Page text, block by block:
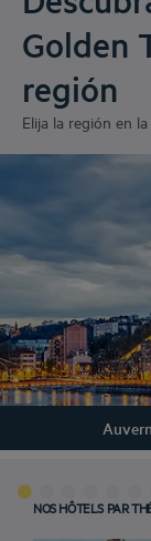
Golden
región
Elija la región en
NOS HÔTELS PAR